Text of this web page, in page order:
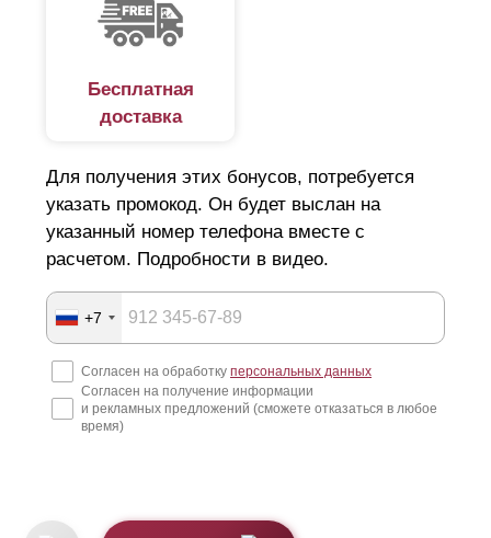
Бесплатная
доставка
Для получения этих бонусов, потребуется
указать промокод. Он будет выслан на
указанный номер телефона вместе с
расчетом. Подробности в видео.
+7
Согласен на обработку персональных данных
Согласен на получение информации
и рекламных предложений (сможете отказаться в любое
время)